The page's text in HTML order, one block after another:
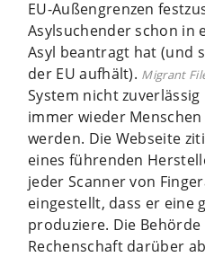
EU-Außengrenzen
Asylsuchender schon in
Asyl beantragt hat (und
der EU aufhält). Migrant
System nicht
immer wieder
werden. Die Webseite
eines führenden
jeder Scanner von
eingestellt, dass er eine
produziere. Die
Rechenschaft darüber